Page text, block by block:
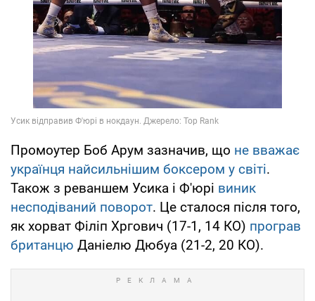
Промоутер Боб Арум зазначив, що не вважає
українця найсильнішим боксером у світі.
Також з реваншем Усика і Ф'юрі виник
несподіваний поворот. Це сталося після того,
як хорват Філіп Хргович (17-1, 14 КО) програв
британцю Даніелю Дюбуа (21-2, 20 КО).